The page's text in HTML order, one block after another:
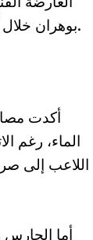
بوهران خلال أيام لتوقيع العقد وتقديمه لوسائل الإعلام قبل الدخول في العمل الميداني مباشرة.
أكدت
الماء، رغم
اللاعب إلى
أما